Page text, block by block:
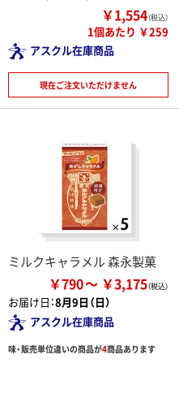
￥1,554（税込）
1個あたり ￥259
アスクル在庫商品
現在ご注文いただけません
ミルクキャラメル 森永製菓
￥790 ￥3,175
お届け日：8月9日（日）
アスクル在庫商品
味・販売単位違いの商品が4商品あります